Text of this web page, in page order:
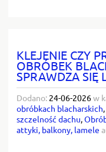
KLEJENIE CZY
OBRÓBEK
SPRAWDZA SIĘ
Dodano: 24-06-2026w
obróbkach blacharskich,
szczelność dachu,
attyki, balkony, lamele